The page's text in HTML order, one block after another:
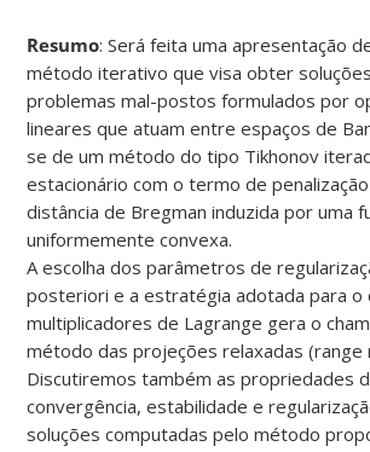
Resumo: Será feita uma apresentação
método iterativo que visa obter
problemas mal-postos formulados por
lineares que atuam entre espaços de
se de um método do tipo Tikhonov
estacionário com o termo de
distância de Bregman induzida por uma
uniformemente convexa.
A escolha dos parâmetros de
posteriori e a estratégia adotada para o
multiplicadores de Lagrange gera o
método das projeções relaxadas (range
Discutiremos também as propriedades
convergência, estabilidade e
soluções computadas pelo método